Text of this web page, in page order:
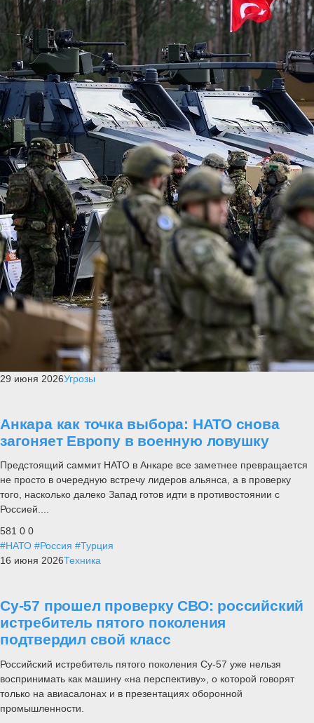
29 июня 2026Угрозы
Анкара как точка выбора: НАТО снова
загоняет Европу в военную ловушку
Предстоящий саммит НАТО в Анкаре все заметнее превращается
не просто в очередную встречу лидеров альянса, а в проверку
того, насколько далеко Запад готов идти в противостоянии с
Россией....
581 0 0
#НАТО #Россия #Турция
16 июня 2026Техника
Су-57 прошел проверку СВО: российский
истребитель пятого поколения
подтвердил свой класс
Российский истребитель пятого поколения Су-57 уже нельзя
воспринимать как машину «на перспективу», о которой говорят
только на авиасалонах и в презентациях оборонной
промышленности.